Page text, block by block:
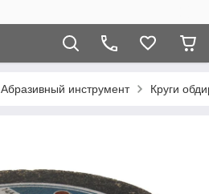
Абразивный инструмент Круги